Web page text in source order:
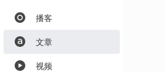
播客
文章
视频